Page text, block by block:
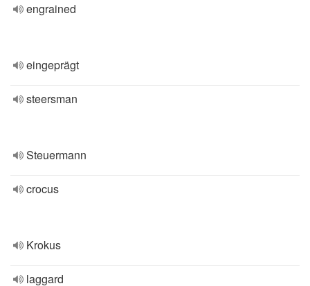
engrained
eingeprägt
steersman
Steuermann
crocus
Krokus
laggard